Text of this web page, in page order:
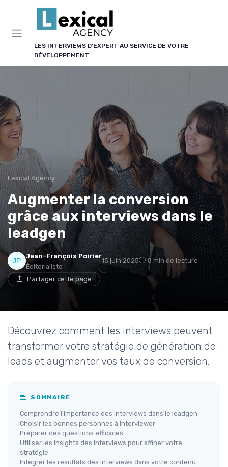
LES INTERVIEWS D'EXPERT AU SERVICE DE VOTRE
DÉVELOPPEMENT
Lexical Agency
Augmenter la conversion
grâce aux interviews dans le
leadgen
Jean-François Poirier
Éditorialiste
15 juin 2025 8 min de lecture
Partager cette page
Découvrez comment les interviews peuvent
transformer votre stratégie de génération de
leads et augmenter vos taux de conversion.
SOMMAIRE
Comprendre l'importance des interviews dans le leadgen
Choisir les bonnes personnes à interviewer
Préparer des questions efficaces
Utiliser les insights des interviews pour affiner votre
stratégie
Intégrer les résultats des interviews dans votre contenu
Panneau de gestion des cookies